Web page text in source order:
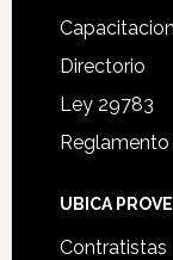
Directorio
Ley 29783
Reglamento
UBICA
Contratistas